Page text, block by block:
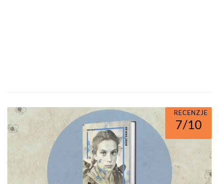
RECENZJE
7/10